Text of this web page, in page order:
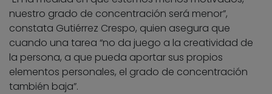
nuestro grado de concentración será menor”,
constata Gutiérrez Crespo, quien asegura que
cuando una tarea “no da juego a la creatividad de
la persona, a que pueda aportar sus propios
elementos personales, el grado de concentración
también baja”.